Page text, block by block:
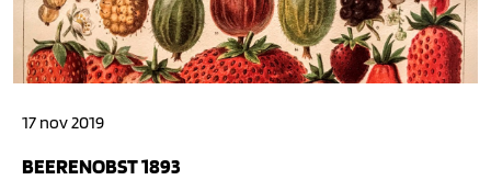
17 nov 2019
BEERENOBST 1893